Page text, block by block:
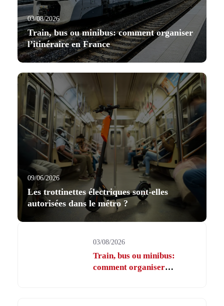
03/08/2026
Train, bus ou minibus: comment organiser
l’itinéraire en France
09/06/2026
Les trottinettes électriques sont-elles
autorisées dans le métro ?
03/08/2026
Train, bus ou minibus:
comment organiser